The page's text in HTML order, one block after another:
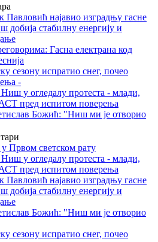
Павловић најавио изградњу гасне
добија стабилну енергију и
Гасна електрана код
сезону испратио снег, почео
-
Ниш у огледалу протеста - млади,
пред испитом поверења
Божић: "Ниш ми је отворио
Првом светском рату
Ниш у огледалу протеста - млади,
пред испитом поверења
Павловић најавио изградњу гасне
добија стабилну енергију и
Божић: "Ниш ми је отворио
сезону испратио снег, почео